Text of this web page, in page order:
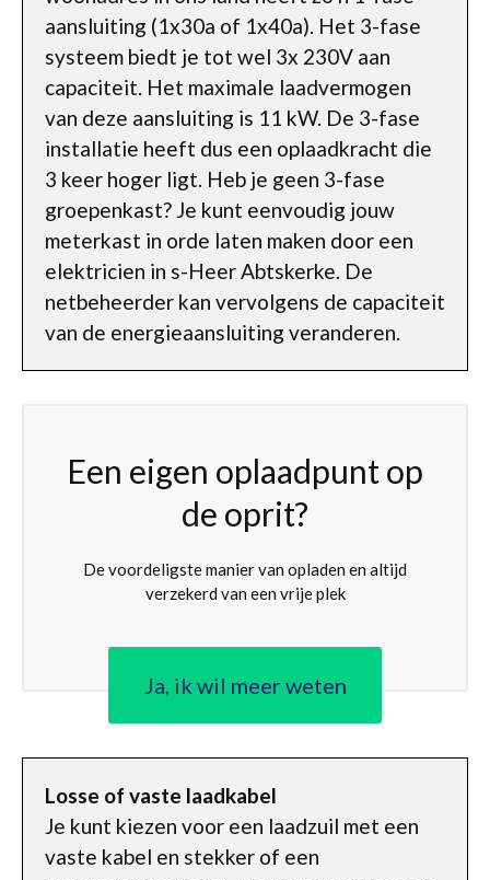
aansluiting (1x30a of 1x40a). Het 3-fase
systeem biedt je tot wel 3x 230V aan
capaciteit. Het maximale laadvermogen
van deze aansluiting is 11 kW. De 3-fase
installatie heeft dus een oplaadkracht die
3 keer hoger ligt. Heb je geen 3-fase
groepenkast? Je kunt eenvoudig jouw
meterkast in orde laten maken door een
elektricien in s-Heer Abtskerke. De
netbeheerder kan vervolgens de capaciteit
van de energieaansluiting veranderen.
Een eigen oplaadpunt op
de oprit?
De voordeligste manier van opladen en altijd
verzekerd van een vrije plek
Ja, ik wil meer weten
Losse of vaste laadkabel
Je kunt kiezen voor een laadzuil met een
vaste kabel en stekker of een